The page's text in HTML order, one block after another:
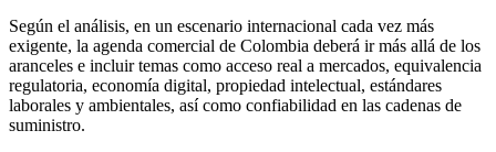
Según el análisis, en un escenario internacional cada vez más
exigente, la agenda comercial de Colombia deberá ir más allá de los
aranceles e incluir temas como acceso real a mercados, equivalencia
regulatoria, economía digital, propiedad intelectual, estándares
laborales y ambientales, así como confiabilidad en las cadenas de
suministro.